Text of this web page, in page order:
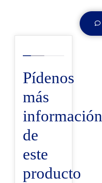
Pídenos
más
información
de
este
producto